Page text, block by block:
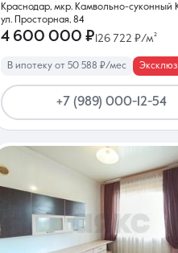
Краснодар, мкр. Камвольно-суконный
ул. Просторная, 84
4 600 000 ₽ 126 722 ₽/м²
В ипотеку от 50 588 ₽/мес
+7 (989) 000-12-54